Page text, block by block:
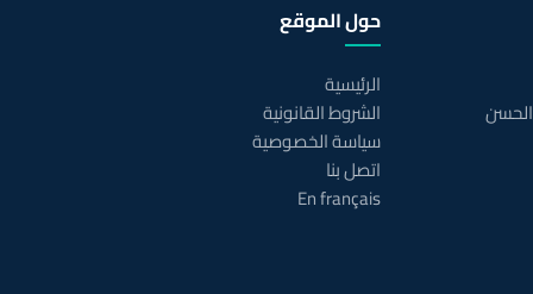
حول الموقع
الرئيسية
الشروط القانونية
سياسة الخصوصية
اتصل بنا
En français